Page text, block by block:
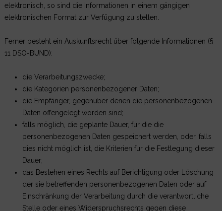
elektronisch, so sind die Informationen in einem gängigen
elektronischen Format zur Verfügung zu stellen.
Ferner besteht ein Auskunftsrecht über folgende Informationen (§
11 DSO-BUND):
die Verarbeitungszwecke;
die Kategorien personenbezogener Daten;
die Empfänger, gegenüber denen die personenbezogenen
Daten offengelegt worden sind;
falls möglich, die geplante Dauer, für die die
personenbezogenen Daten gespeichert werden, oder, falls
dies nicht möglich ist, die Kriterien für die Festlegung dieser
Dauer;
das Bestehen eines Rechts auf Berichtigung oder Löschung
der sie betreffenden personenbezogenen Daten oder auf
Einschränkung der Verarbeitung durch die verantwortliche
Stelle oder eines Widerspruchsrechts gegen diese